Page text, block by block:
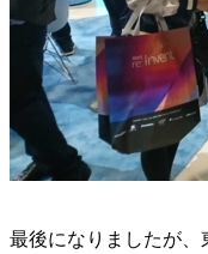
最後になりましたが